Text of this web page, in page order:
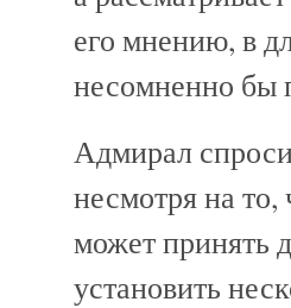
его мнению, в
несомненно бы
Адмирал
несмотря на
может принять
установить